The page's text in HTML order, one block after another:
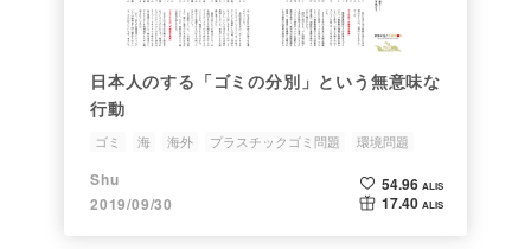
日本人のする「ゴミの分別」という無意味な
行動
ゴミ 海 海外 プラスチックゴミ問題 環境問題
Shu
2019/09/30
54.96 ALIS
17.40 ALIS